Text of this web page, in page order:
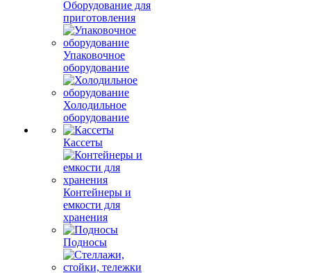
Оборудование для
приготовления
Упаковочное
оборудование
Холодильное
оборудование
Кассеты
Контейнеры и
емкости для
хранения
Подносы